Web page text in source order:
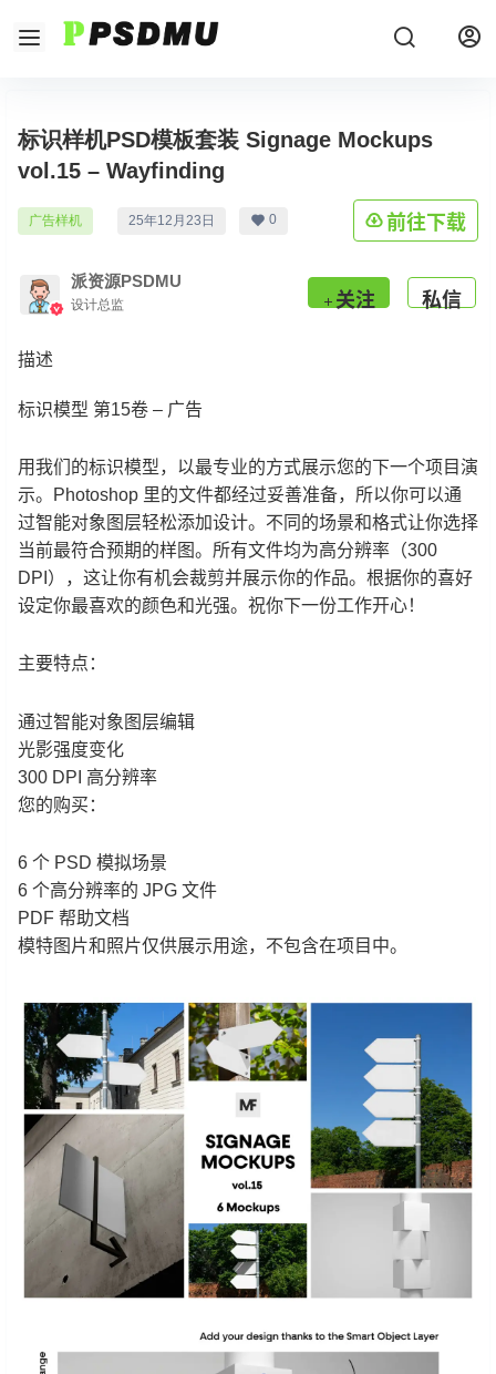
标识样机PSD模板套装 Signage Mockups
vol.15 – Wayfinding
广告样机 25年12月23日 0 前往下载
派资源PSDMU
设计总监 关注 私信
描述
标识模型 第15卷 – 广告
用我们的标识模型，以最专业的方式展示您的下一个项目演
示。Photoshop 里的文件都经过妥善准备，所以你可以通
过智能对象图层轻松添加设计。不同的场景和格式让你选择
当前最符合预期的样图。所有文件均为高分辨率（300
DPI），这让你有机会裁剪并展示你的作品。根据你的喜好
设定你最喜欢的颜色和光强。祝你下一份工作开心！
主要特点：
通过智能对象图层编辑
光影强度变化
300 DPI 高分辨率
您的购买：
6 个 PSD 模拟场景
6 个高分辨率的 JPG 文件
PDF 帮助文档
模特图片和照片仅供展示用途，不包含在项目中。